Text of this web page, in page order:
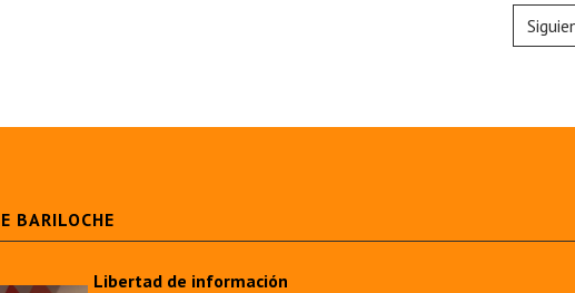
BARILOCHE
Libertad de información